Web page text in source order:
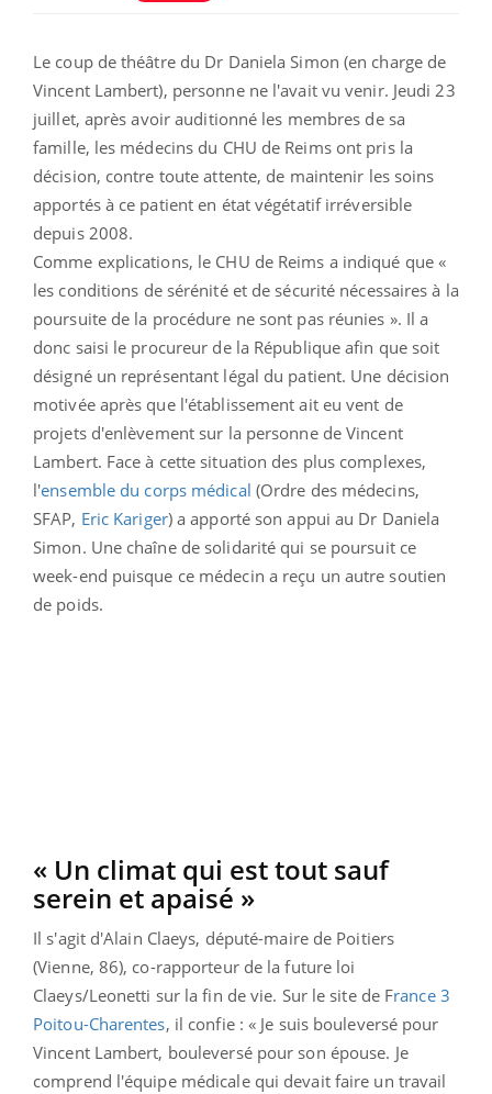
Le coup de théâtre du Dr Daniela Simon (en charge de
Vincent Lambert), personne ne l'avait vu venir. Jeudi 23
juillet, après avoir auditionné les membres de sa
famille, les médecins du CHU de Reims ont pris la
décision, contre toute attente, de maintenir les soins
apportés à ce patient en état végétatif irréversible
depuis 2008.
Comme explications, le CHU de Reims a indiqué que «
les conditions de sérénité et de sécurité nécessaires à la
poursuite de la procédure ne sont pas réunies ». Il a
donc saisi le procureur de la République afin que soit
désigné un représentant légal du patient. Une décision
motivée après que l'établissement ait eu vent de
projets d'enlèvement sur la personne de Vincent
Lambert. Face à cette situation des plus complexes,
l'ensemble du corps médical (Ordre des médecins,
SFAP, Eric Kariger) a apporté son appui au Dr Daniela
Simon. Une chaîne de solidarité qui se poursuit ce
week-end puisque ce médecin a reçu un autre soutien
de poids.
« Un climat qui est tout sauf
serein et apaisé »
Il s'agit d'Alain Claeys, député-maire de Poitiers
(Vienne, 86), co-rapporteur de la future loi
Claeys/Leonetti sur la fin de vie. Sur le site de France 3
Poitou-Charentes, il confie : « Je suis bouleversé pour
Vincent Lambert, bouleversé pour son épouse. Je
comprend l'équipe médicale qui devait faire un travail